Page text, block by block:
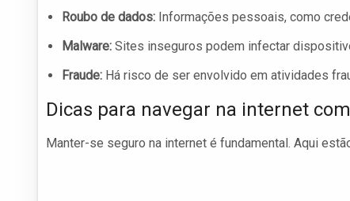
Roubo de dados: Informações pessoais, como
Malware: Sites inseguros podem infectar
Fraude: Há risco de ser envolvido em atividades
Dicas para navegar na internet
Manter-se seguro na internet é fundamental. Aqui